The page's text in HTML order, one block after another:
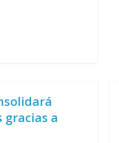
gracias a